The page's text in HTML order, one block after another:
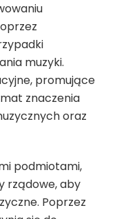
muzyki.
promujące
znaczenia
oraz
podmiotami,
rządowe, aby
Poprzez